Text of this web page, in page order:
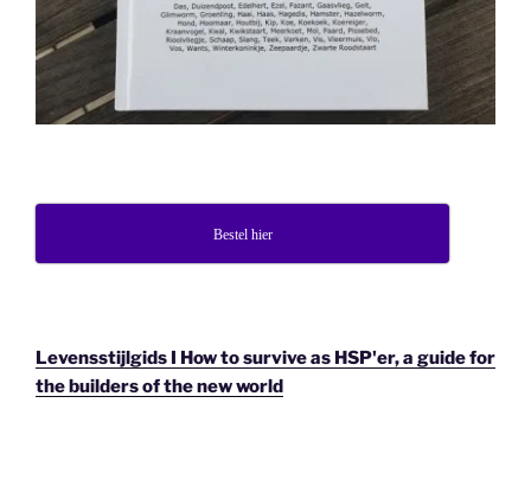
Bestel hier
Levensstijlgids I How to survive as HSP'er, a guide for
the builders of the new world